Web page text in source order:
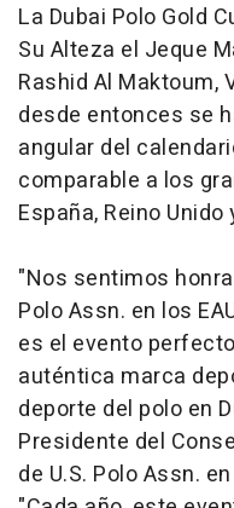
La Dubai Polo Gold
Su Alteza el Jeque
Rashid Al Maktoum,
desde entonces se
angular del
comparable a los
España, Reino
"Nos sentimos
Polo Assn. en los
es el evento
auténtica marca
deporte del polo en
Presidente del
de U.S. Polo Assn.